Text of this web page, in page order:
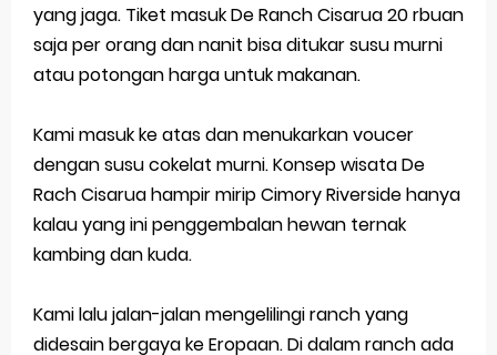
yang jaga. Tiket masuk De Ranch Cisarua 20 rbuan
saja per orang dan nanit bisa ditukar susu murni
atau potongan harga untuk makanan.
Kami masuk ke atas dan menukarkan voucer
dengan susu cokelat murni. Konsep wisata De
Rach Cisarua hampir mirip Cimory Riverside hanya
kalau yang ini penggembalan hewan ternak
kambing dan kuda.
Kami lalu jalan-jalan mengelilingi ranch yang
didesain bergaya ke Eropaan. Di dalam ranch ada